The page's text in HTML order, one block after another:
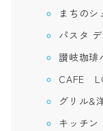
まちのシ
パスタ
讃岐珈琲
CAFE
グリル&
キッチン